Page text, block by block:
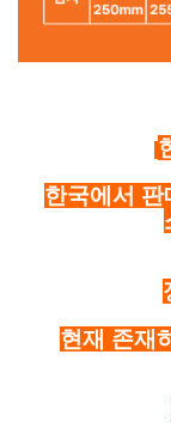
한국에서
현재 존재